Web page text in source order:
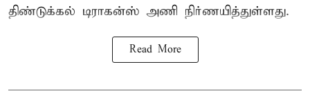
திண்டுக்கல் டிராகன்ஸ் அணி நிர்ணயித்துள்ளது.
Read More